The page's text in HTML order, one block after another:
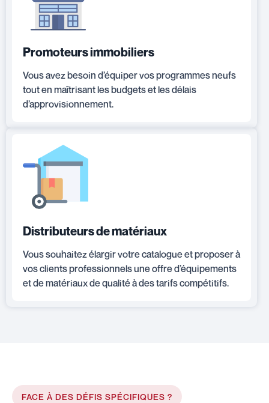
Promoteurs immobiliers
Vous avez besoin d’équiper vos programmes neufs
tout en maîtrisant les budgets et les délais
d’approvisionnement.
Distributeurs de matériaux
Vous souhaitez élargir votre catalogue et proposer à
vos clients professionnels une offre d’équipements
et de matériaux de qualité à des tarifs compétitifs.
FACE À DES DÉFIS SPÉCIFIQUES ?